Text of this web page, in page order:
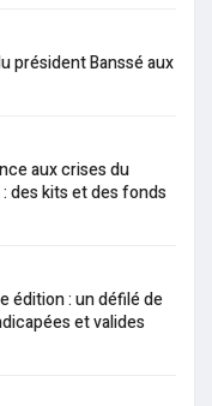
président Banssé aux
aux crises du
des kits et des fonds
édition : un défilé de
et valides